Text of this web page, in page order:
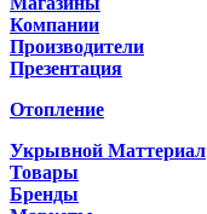
Компании
Производители
Презентация
Отопление
Укрывной Маттериал
Товары
Бренды